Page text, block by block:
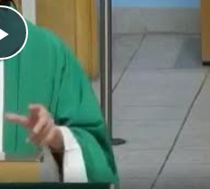
Play
Video